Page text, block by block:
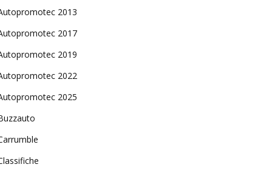
2013
2017
2019
2022
2025